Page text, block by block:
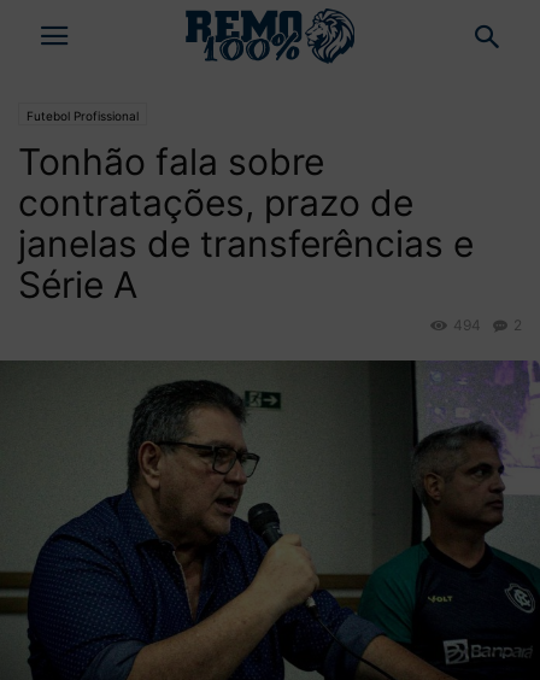
Futebol Profissional
Tonhão fala sobre
contratações, prazo de
janelas de transferências e
Série A
2
494